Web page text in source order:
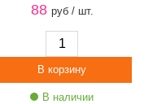
88 руб / шт.
В наличии